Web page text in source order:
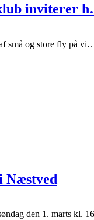
inviterer
små og store fly på
Næstved
den 1. marts kl.